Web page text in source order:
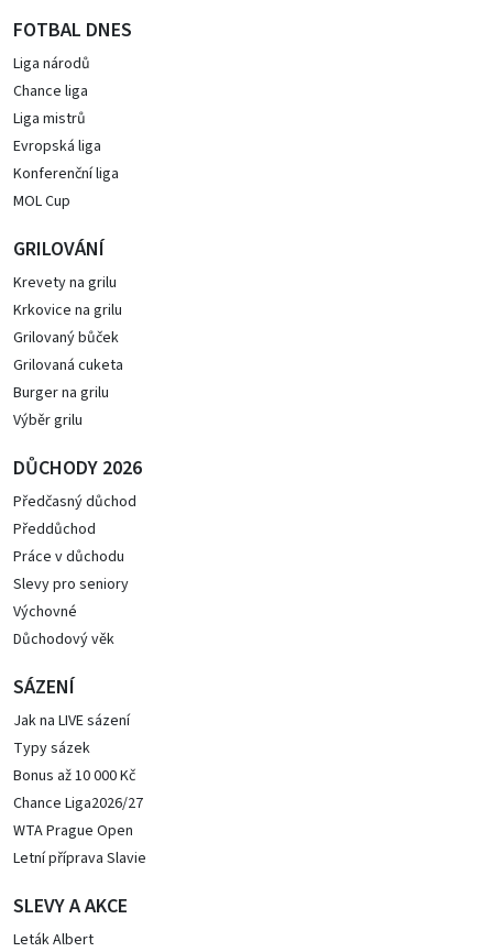
FOTBAL DNES
Liga národů
Chance liga
Liga mistrů
Evropská liga
Konferenční liga
MOL Cup
GRILOVÁNÍ
Krevety na grilu
Krkovice na grilu
Grilovaný bůček
Grilovaná cuketa
Burger na grilu
Výběr grilu
DŮCHODY 2026
Předčasný důchod
Předdůchod
Práce v důchodu
Slevy pro seniory
Výchovné
Důchodový věk
SÁZENÍ
Jak na LIVE sázení
Typy sázek
Bonus až 10 000 Kč
Chance Liga2026/27
WTA Prague Open
Letní příprava Slavie
SLEVY A AKCE
Leták Albert